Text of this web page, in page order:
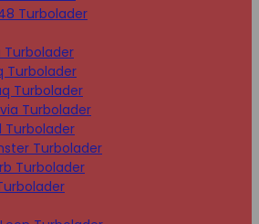
Turbolader
Turbolader
Turbolader
Turbolader
Turbolader
Turbolader
Turbolader
Turbolader